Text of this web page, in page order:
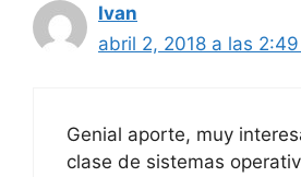
Ivan
abril 2, 2018 a las
Genial aporte, muy
clase de sistemas